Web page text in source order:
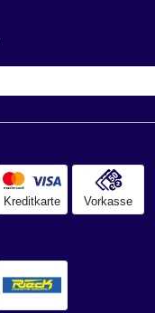
Kreditkarte Vorkasse